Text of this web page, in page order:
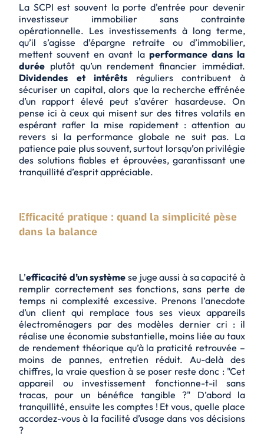
La SCPI est souvent la porte d'entrée pour devenir
investisseur immobilier sans contrainte
opérationnelle. Les investissements à long terme,
qu’il s’agisse d’épargne retraite ou d’immobilier,
mettent souvent en avant la performance dans la
durée plutôt qu’un rendement financier immédiat.
Dividendes et intérêts réguliers contribuent à
sécuriser un capital, alors que la recherche effrénée
d’un rapport élevé peut s’avérer hasardeuse. On
pense ici à ceux qui misent sur des titres volatils en
espérant rafler la mise rapidement : attention au
revers si la performance globale ne suit pas. La
patience paie plus souvent, surtout lorsqu’on privilégie
des solutions fiables et éprouvées, garantissant une
tranquillité d’esprit appréciable.
Efficacité pratique : quand la simplicité pèse
dans la balance
L’efficacité d’un système se juge aussi à sa capacité à
remplir correctement ses fonctions, sans perte de
temps ni complexité excessive. Prenons l’anecdote
d’un client qui remplace tous ses vieux appareils
électroménagers par des modèles dernier cri : il
réalise une économie substantielle, moins liée au taux
de rendement théorique qu’à la praticité retrouvée –
moins de pannes, entretien réduit. Au-delà des
chiffres, la vraie question à se poser reste donc : "Cet
appareil ou investissement fonctionne-t-il sans
tracas, pour un bénéfice tangible ?" D’abord la
tranquillité, ensuite les comptes ! Et vous, quelle place
accordez-vous à la facilité d’usage dans vos décisions
?